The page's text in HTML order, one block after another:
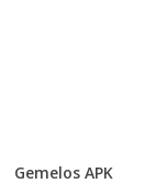
Gemelos APK